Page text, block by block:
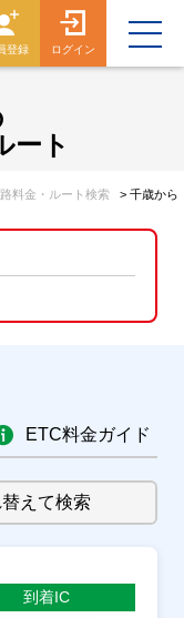
登録 ログイン
ート
料金・ルート検索 > 千歳から
えて検索
ETC料金ガイド
到着IC